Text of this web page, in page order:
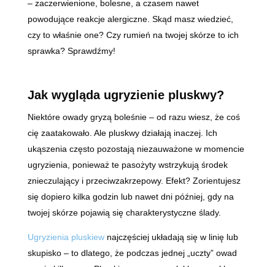
– zaczerwienione, bolesne, a czasem nawet
powodujące reakcje alergiczne. Skąd masz wiedzieć,
czy to właśnie one? Czy rumień na twojej skórze to ich
sprawka? Sprawdźmy!
Jak wygląda ugryzienie pluskwy?
Niektóre owady gryzą boleśnie – od razu wiesz, że coś
cię zaatakowało. Ale pluskwy działają inaczej. Ich
ukąszenia często pozostają niezauważone w momencie
ugryzienia, ponieważ te pasożyty wstrzykują środek
znieczulający i przeciwzakrzepowy. Efekt? Zorientujesz
się dopiero kilka godzin lub nawet dni później, gdy na
twojej skórze pojawią się charakterystyczne ślady.
Ugryzienia pluskiewnajczęściej układają się w linię lub
skupisko – to dlatego, że podczas jednej „uczty” owad